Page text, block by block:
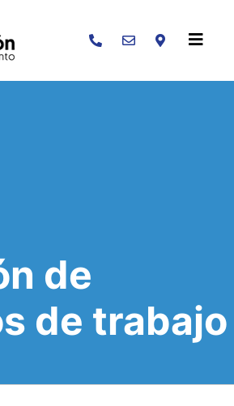
Buscar
de
de trabajo